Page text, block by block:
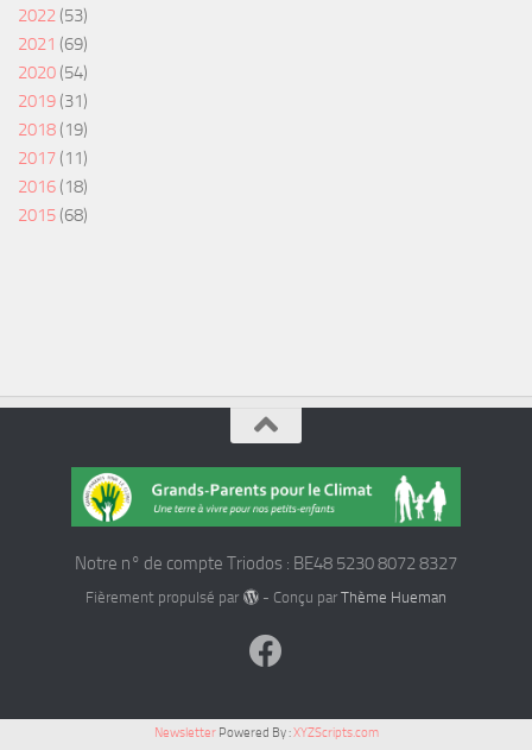
2022 (53)
2021 (69)
2020 (54)
2019 (31)
2018 (19)
2017 (11)
2016 (18)
2015 (68)
Notre n° de compte Triodos : BE48 5230 8072 8327
Fièrement propulsé par - Conçu par Thème Hueman
NewsletterPowered By :XYZScripts.com